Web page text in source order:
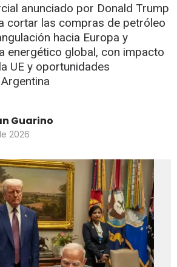
anunciado por Donald Trump
cortar las compras de petróleo
hacia Europa y
energético global, con impacto
UE y oportunidades
Guarino
2026